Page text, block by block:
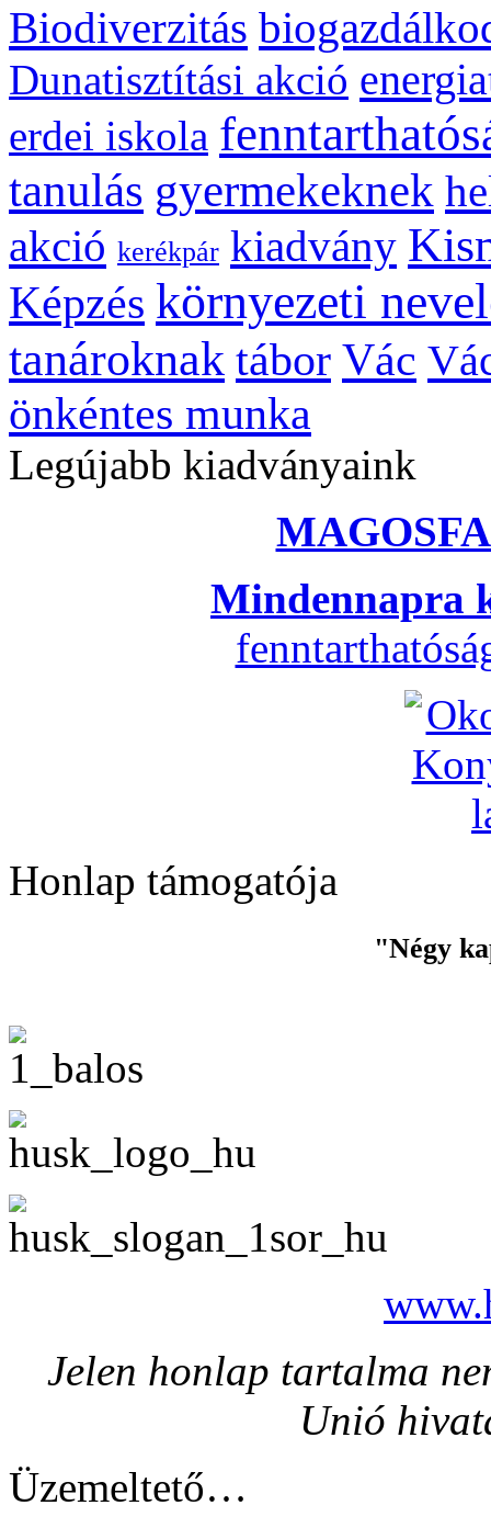
Biodiverzitás
Dunatisztítási akció
erdei iskola
tanulás gyermekeknek
akció kerékpár kiadvány
Képzés környezeti
tanároknak tábor Vác
önkéntes munka
Legújabb kiadványaink
Mindennapra
Honlap támogatója
"Négy
Jelen honlap tartalma
Unió
Üzemeltető…